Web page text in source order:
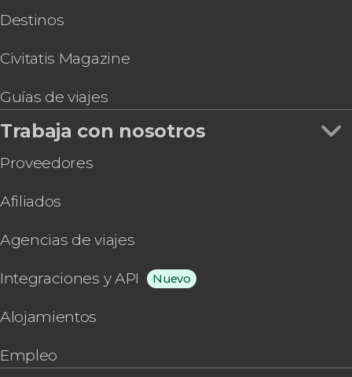
Destinos
Civitatis Magazine
Guías de viajes
Trabaja con nosotros
Proveedores
Afiliados
Agencias de viajes
Integraciones y API Nuevo
Alojamientos
Empleo